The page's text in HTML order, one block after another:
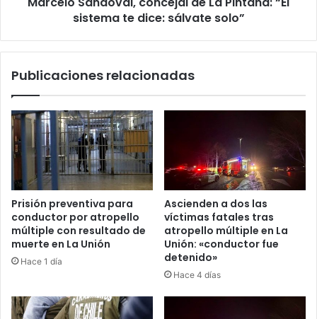
sistema te dice: sálvate solo”
Publicaciones relacionadas
Prisión preventiva para
conductor por atropello
múltiple con resultado de
muerte en La Unión
Hace 1 día
Ascienden a dos las
víctimas fatales tras
atropello múltiple en La
Unión: «conductor fue
detenido»
Hace 4 días